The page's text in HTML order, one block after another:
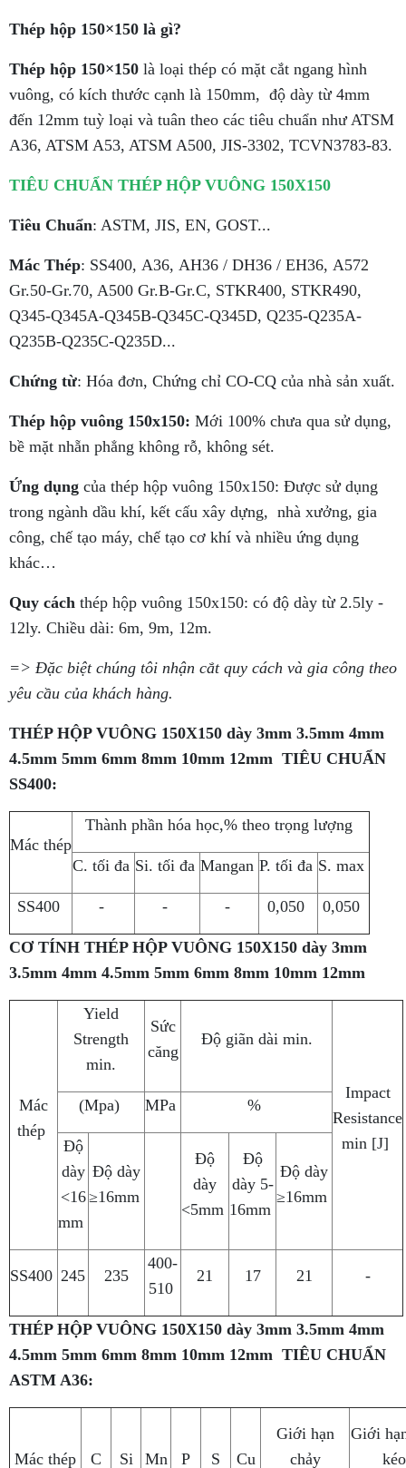
Thép hộp 150×150 là gì?
Thép hộp 150×150 là loại thép có mặt cắt ngang hình
vuông, có kích thước cạnh là 150mm, độ dày từ 4mm
đến 12mm tuỳ loại và tuân theo các tiêu chuẩn như ATSM
A36, ATSM A53, ATSM A500, JIS-3302, TCVN3783-83.
TIÊU CHUẨN THÉP HỘP VUÔNG 150X150
Tiêu Chuẩn: ASTM, JIS, EN, GOST...
Mác Thép: SS400, A36, AH36 / DH36 / EH36, A572
Gr.50-Gr.70, A500 Gr.B-Gr.C, STKR400, STKR490,
Q345-Q345A-Q345B-Q345C-Q345D, Q235-Q235A-
Q235B-Q235C-Q235D...
Chứng từ: Hóa đơn, Chứng chỉ CO-CQ của nhà sản xuất.
Thép hộp vuông 150x150: Mới 100% chưa qua sử dụng,
bề mặt nhẵn phẳng không rỗ, không sét.
Ứng dụng của thép hộp vuông 150x150: Được sử dụng
trong ngành dầu khí, kết cấu xây dựng, nhà xưởng, gia
công, chế tạo máy, chế tạo cơ khí và nhiều ứng dụng
khác…
Quy cách thép hộp vuông 150x150: có độ dày từ 2.5ly -
12ly. Chiều dài: 6m, 9m, 12m.
=> Đặc biệt chúng tôi nhận cắt quy cách và gia công theo
yêu cầu của khách hàng.
THÉP HỘP VUÔNG 150X150 dày 3mm 3.5mm 4mm
4.5mm 5mm 6mm 8mm 10mm 12mm TIÊU CHUẨN
SS400:
Mác thép
Thành phần hóa học,% theo trọng lượng
C. tối đa Si. tối đa Mangan P. tối đa S. max
SS400 - - - 0,050 0,050
CƠ TÍNH THÉP HỘP VUÔNG 150X150 dày 3mm
3.5mm 4mm 4.5mm 5mm 6mm 8mm 10mm 12mm
Mác
thép
Yield
Strength
min.
Sức
căng
Độ giãn dài min.
Impact
Resistance
min [J]
(Mpa) MPa %
Độ
dày
<16
mm
Độ dày
≥16mm
Độ
dày
<5mm
Độ
dày 5-
16mm
Độ dày
≥16mm
SS400 245 235
400-
510
21 17 21 -
THÉP HỘP VUÔNG 150X150 dày 3mm 3.5mm 4mm
4.5mm 5mm 6mm 8mm 10mm 12mm TIÊU CHUẨN
ASTM A36:
Mác thép C Si Mn P S Cu
Giới hạn
chảy
Giới
kéo